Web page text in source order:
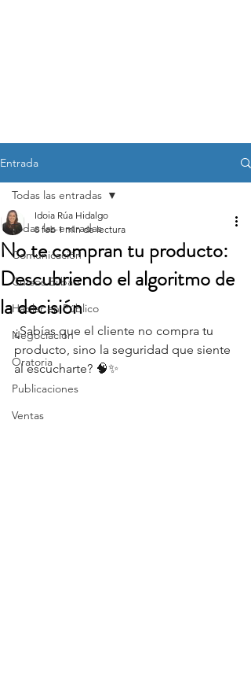
Entrada
Todas las entradas
Comunicación
Cursos Bilbao
Hablar en Público
Negociación
Oratoria
Publicaciones
Ventas
Todas las entradas
No te compran tu producto:
Descubriendo el algoritmo de
la decisión
Idoia Rúa Hidalgo
8 feb 1 min de lectura
¿Sabías que el cliente no compra tu
producto, sino la seguridad que siente
al escucharte? 🧠✨